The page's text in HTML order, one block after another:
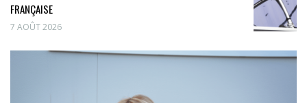
FRANÇAISE
7 AOÛT 2026